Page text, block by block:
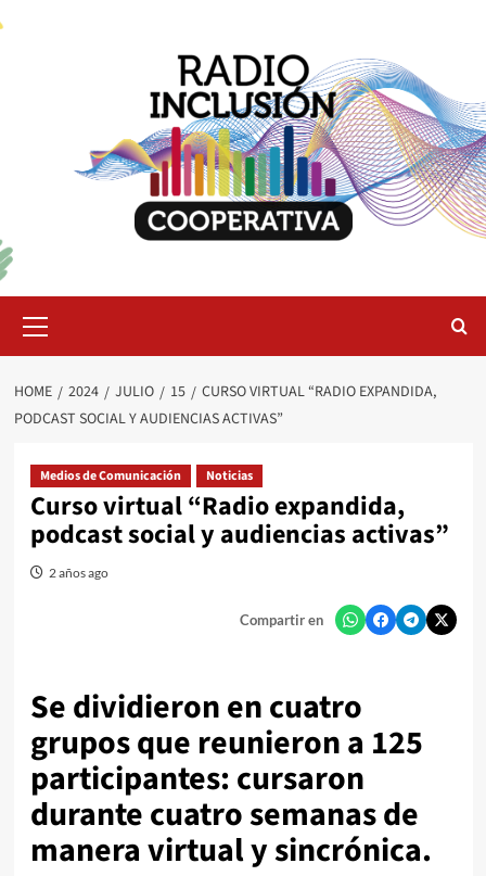
Menu
HOME 2024 JULIO 15
CURSO VIRTUAL “RADIO EXPANDIDA,
PODCAST SOCIAL Y AUDIENCIAS ACTIVAS”
Medios de Comunicación Noticias
Curso virtual “Radio expandida,
podcast social y audiencias activas”
2 años ago
Compartir en
Se dividieron en cuatro
grupos que reunieron a 125
participantes: cursaron
durante cuatro semanas de
manera virtual y sincrónica.